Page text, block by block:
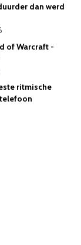
dan werd
of Warcraft -
ritmische